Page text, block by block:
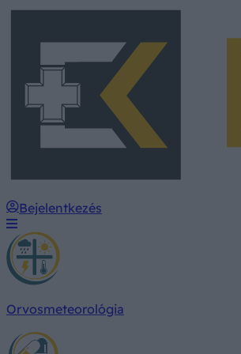
Bejelentkezés
Orvosmeteorológia